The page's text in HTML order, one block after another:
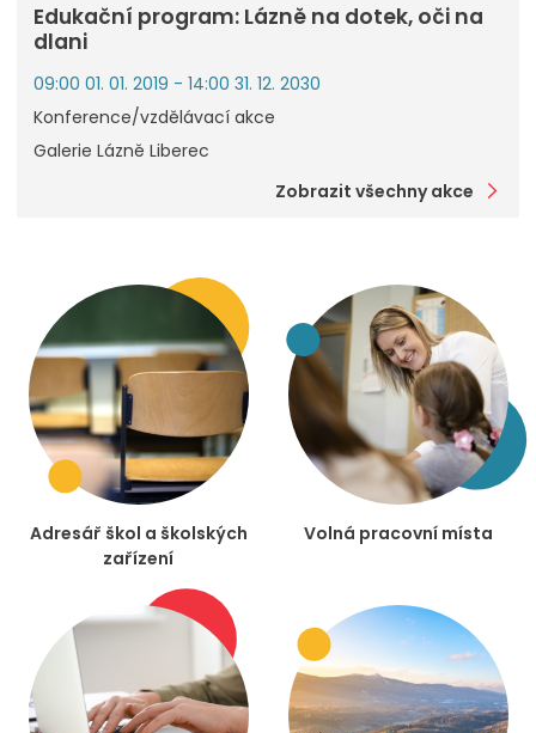
Edukační program: Lázně na dotek, oči na
dlani
09:00 01. 01. 2019 - 14:00 31. 12. 2030
Konference/vzdělávací akce
Galerie Lázně Liberec
Zobrazit všechny akce
Adresář škol a školských
zařízení
Volná pracovní místa